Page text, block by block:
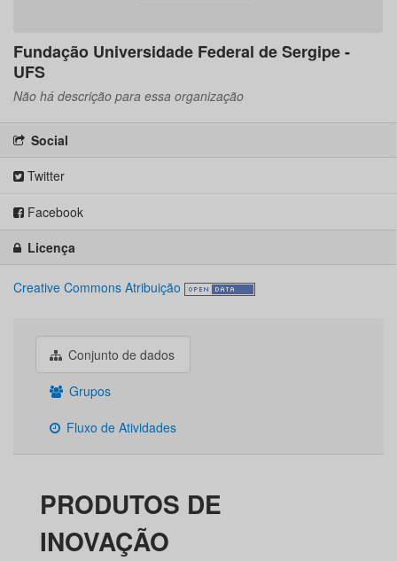
Fundação Universidade Federal de Sergipe -
UFS
Não há descrição para essa organização
Social
Twitter
Facebook
Licença
Creative Commons Atribuição
Conjunto de dados
Grupos
Fluxo de Atividades
PRODUTOS DE
INOVAÇÃO